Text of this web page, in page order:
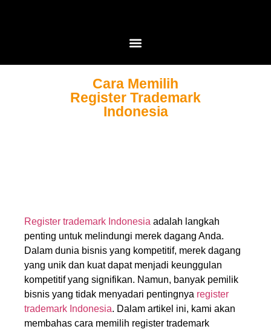
Cara Memilih
Register Trademark
Indonesia
Register trademark Indonesia adalah langkah
penting untuk melindungi merek dagang Anda.
Dalam dunia bisnis yang kompetitif, merek dagang
yang unik dan kuat dapat menjadi keunggulan
kompetitif yang signifikan. Namun, banyak pemilik
bisnis yang tidak menyadari pentingnya register
trademark Indonesia. Dalam artikel ini, kami akan
membahas cara memilih register trademark